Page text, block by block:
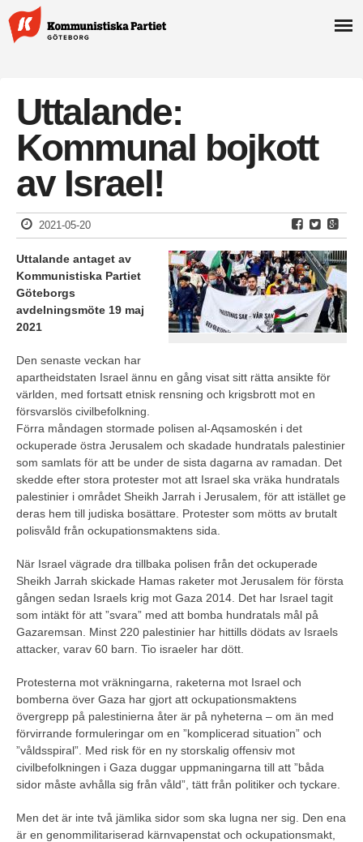
Uttalande:
Kommunal bojkott
av Israel!
2021-05-20
Uttalande antaget av
Kommunistiska Partiet
Göteborgs
avdelningsmöte 19 maj
2021
Den senaste veckan har
apartheidstaten Israel ännu en gång visat sitt rätta ansikte för
världen, med fortsatt etnisk rensning och krigsbrott mot en
försvarslös civilbefolkning.
Förra måndagen stormade polisen al-Aqsamoskén i det
ockuperade östra Jerusalem och skadade hundratals palestinier
som samlats för att be under de sista dagarna av ramadan. Det
skedde efter stora protester mot att Israel ska vräka hundratals
palestinier i området Sheikh Jarrah i Jerusalem, för att istället ge
deras hem till judiska bosättare. Protester som mötts av brutalt
polisvåld från ockupationsmaktens sida.
När Israel vägrade dra tillbaka polisen från det ockuperade
Sheikh Jarrah skickade Hamas raketer mot Jerusalem för första
gången sedan Israels krig mot Gaza 2014. Det har Israel tagit
som intäkt för att ”svara” med att bomba hundratals mål på
Gazaremsan. Minst 220 palestinier har hittills dödats av Israels
attacker, varav 60 barn. Tio israeler har dött.
Protesterna mot vräkningarna, raketerna mot Israel och
bomberna över Gaza har gjort att ockupationsmaktens
övergrepp på palestinierna åter är på nyheterna – om än med
förvirrande formuleringar om en ”komplicerad situation” och
”våldsspiral”. Med risk för en ny storskalig offensiv mot
civilbefolkningen i Gaza duggar uppmaningarna till att ”båda
sidor måste avhålla sig från våld”, tätt från politiker och tyckare.
Men det är inte två jämlika sidor som ska lugna ner sig. Den ena
är en genommilitariserad kärnvapenstat och ockupationsmakt,